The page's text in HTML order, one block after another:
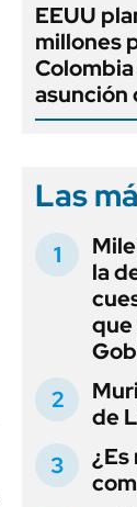
EEUU
millones
asunción
Las
la
que
de